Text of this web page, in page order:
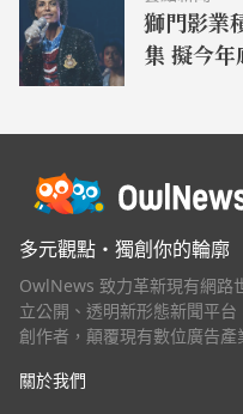
獅門影業
集 擬今
多元觀點・獨創你的輪廓
OwlNews 致力革新現有網路
立公開、透明新形態新聞平
創作者，顛覆現有數位廣告
關於我們